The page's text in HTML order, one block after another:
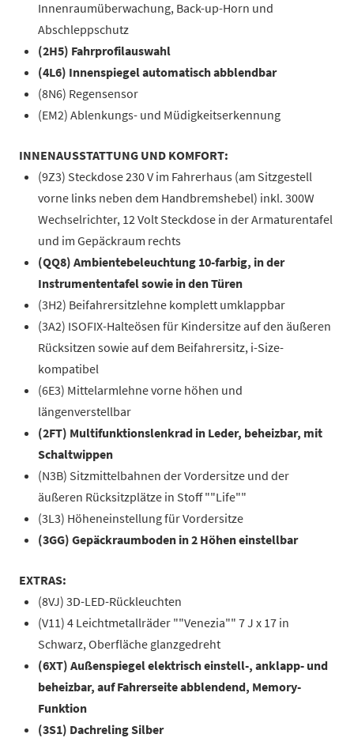
Innenraumüberwachung, Back-up-Horn und
Abschleppschutz
(2H5) Fahrprofilauswahl
(4L6) Innenspiegel automatisch abblendbar
(8N6) Regensensor
(EM2) Ablenkungs- und Müdigkeitserkennung
INNENAUSSTATTUNG UND KOMFORT:
(9Z3) Steckdose 230 V im Fahrerhaus (am Sitzgestell
vorne links neben dem Handbremshebel) inkl. 300W
Wechselrichter, 12 Volt Steckdose in der Armaturentafel
und im Gepäckraum rechts
(QQ8) Ambientebeleuchtung 10-farbig, in der
Instrumententafel sowie in den Türen
(3H2) Beifahrersitzlehne komplett umklappbar
(3A2) ISOFIX-Halteösen für Kindersitze auf den äußeren
Rücksitzen sowie auf dem Beifahrersitz, i-Size-
kompatibel
(6E3) Mittelarmlehne vorne höhen und
längenverstellbar
(2FT) Multifunktionslenkrad in Leder, beheizbar, mit
Schaltwippen
(N3B) Sitzmittelbahnen der Vordersitze und der
äußeren Rücksitzplätze in Stoff ""Life""
(3L3) Höheneinstellung für Vordersitze
(3GG) Gepäckraumboden in 2 Höhen einstellbar
EXTRAS:
(8VJ) 3D-LED-Rückleuchten
(V11) 4 Leichtmetallräder ""Venezia"" 7 J x 17 in
Schwarz, Oberfläche glanzgedreht
(6XT) Außenspiegel elektrisch einstell-, anklapp- und
beheizbar, auf Fahrerseite abblendend, Memory-
Funktion
(3S1) Dachreling Silber